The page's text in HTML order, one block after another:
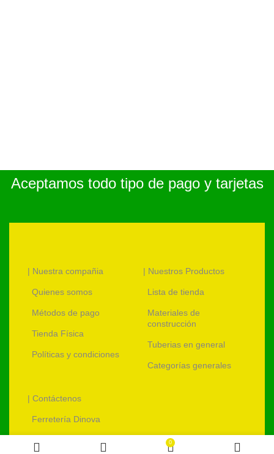
Aceptamos todo tipo de pago y tarjetas
| Nuestra compañia
Quienes somos
Métodos de pago
Tienda Física
Políticas y condiciones
| Nuestros Productos
Lista de tienda
Materiales de
construcción
Tuberias en general
Categorías generales
| Contáctenos
Ferretería Dinova
0